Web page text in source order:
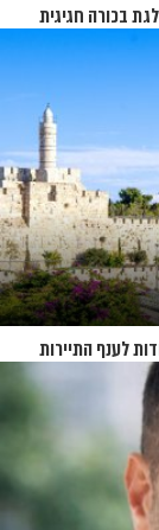
בכורה חגיגית
לענף התיירות